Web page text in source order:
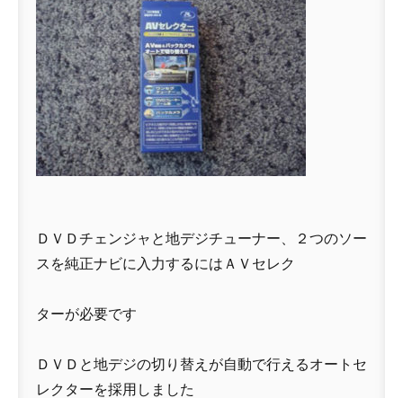
ＤＶＤチェンジャと地デジチューナー、２つのソー
スを純正ナビに入力するにはＡＶセレク
ターが必要です
ＤＶＤと地デジの切り替えが自動で行えるオートセ
レクターを採用しました